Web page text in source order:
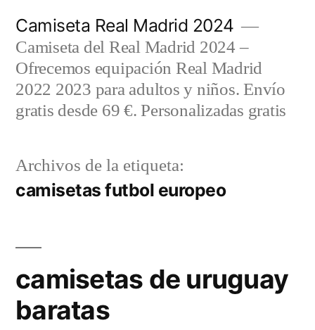
contenido
Camiseta Real Madrid 2024
Camiseta del Real Madrid 2024 –
Ofrecemos equipación Real Madrid
2022 2023 para adultos y niños. Envío
gratis desde 69 €. Personalizadas gratis
Archivos de la etiqueta:
camisetas futbol europeo
camisetas de uruguay
baratas